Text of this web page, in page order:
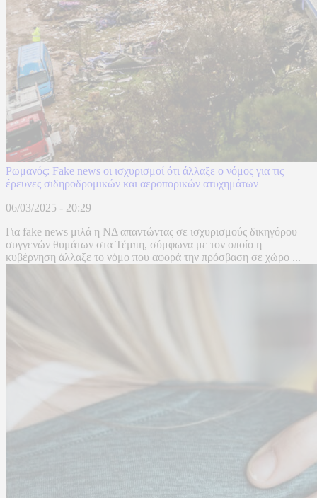
Ρωμανός: Fake news οι ισχυρισμοί ότι άλλαξε ο νόμος για τις
έρευνες σιδηροδρομικών και αεροπορικών ατυχημάτων
06/03/2025 - 20:29
Για fake news μιλά η ΝΔ απαντώντας σε ισχυρισμούς δικηγόρου
συγγενών θυμάτων στα Τέμπη, σύμφωνα με τον οποίο η
κυβέρνηση άλλαξε το νόμο που αφορά την πρόσβαση σε χώρο ...